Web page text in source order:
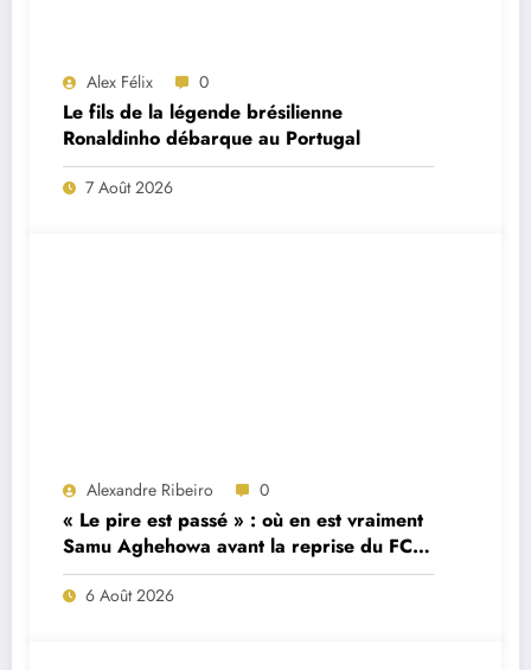
Alex Félix 0
Le fils de la légende brésilienne
Ronaldinho débarque au Portugal
7 Août 2026
Alexandre Ribeiro 0
« Le pire est passé » : où en est vraiment
Samu Aghehowa avant la reprise du FC
Porto ?
6 Août 2026